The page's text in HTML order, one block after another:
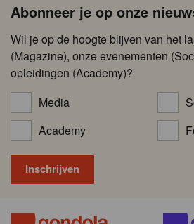
Abonneer je op onze
Wil je op de hoogte blijven van het
(Magazine), onze evenementen
opleidingen (Academy)?
Media
Academy